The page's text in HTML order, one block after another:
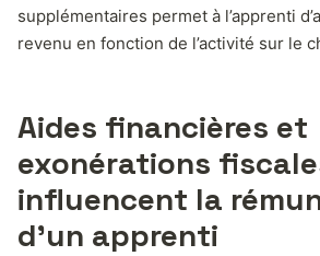
supplémentaires permet à l’apprenti
revenu en fonction de l’activité sur le
Aides financières et
exonérations
influencent la
d’un apprenti